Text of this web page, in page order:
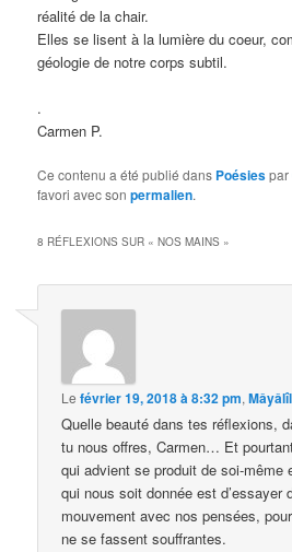
réalité de la chair.
Elles se lisent à la lumière du coeur,
géologie de notre corps subtil.
.
Carmen P.
Ce contenu a été publié dans Poésiespar
favori avec sonpermalien.
8 RÉFLEXIONS SUR «NOS MAINS »
Lefévrier 19, 2018 à 8:32 pm,
Quelle beauté dans tes réflexions,
tu nous offres, Carmen… Et
qui advient se produit de soi-même
qui nous soit donnée est d’essayer
mouvement avec nos pensées,
ne se fassent souffrantes.